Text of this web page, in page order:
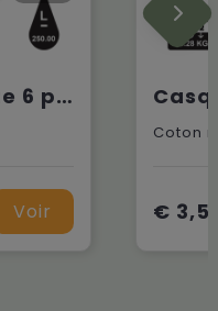
Casquette contraste 6 panneaux coton recyclé Impact AWARE™
Voir
Coton
€